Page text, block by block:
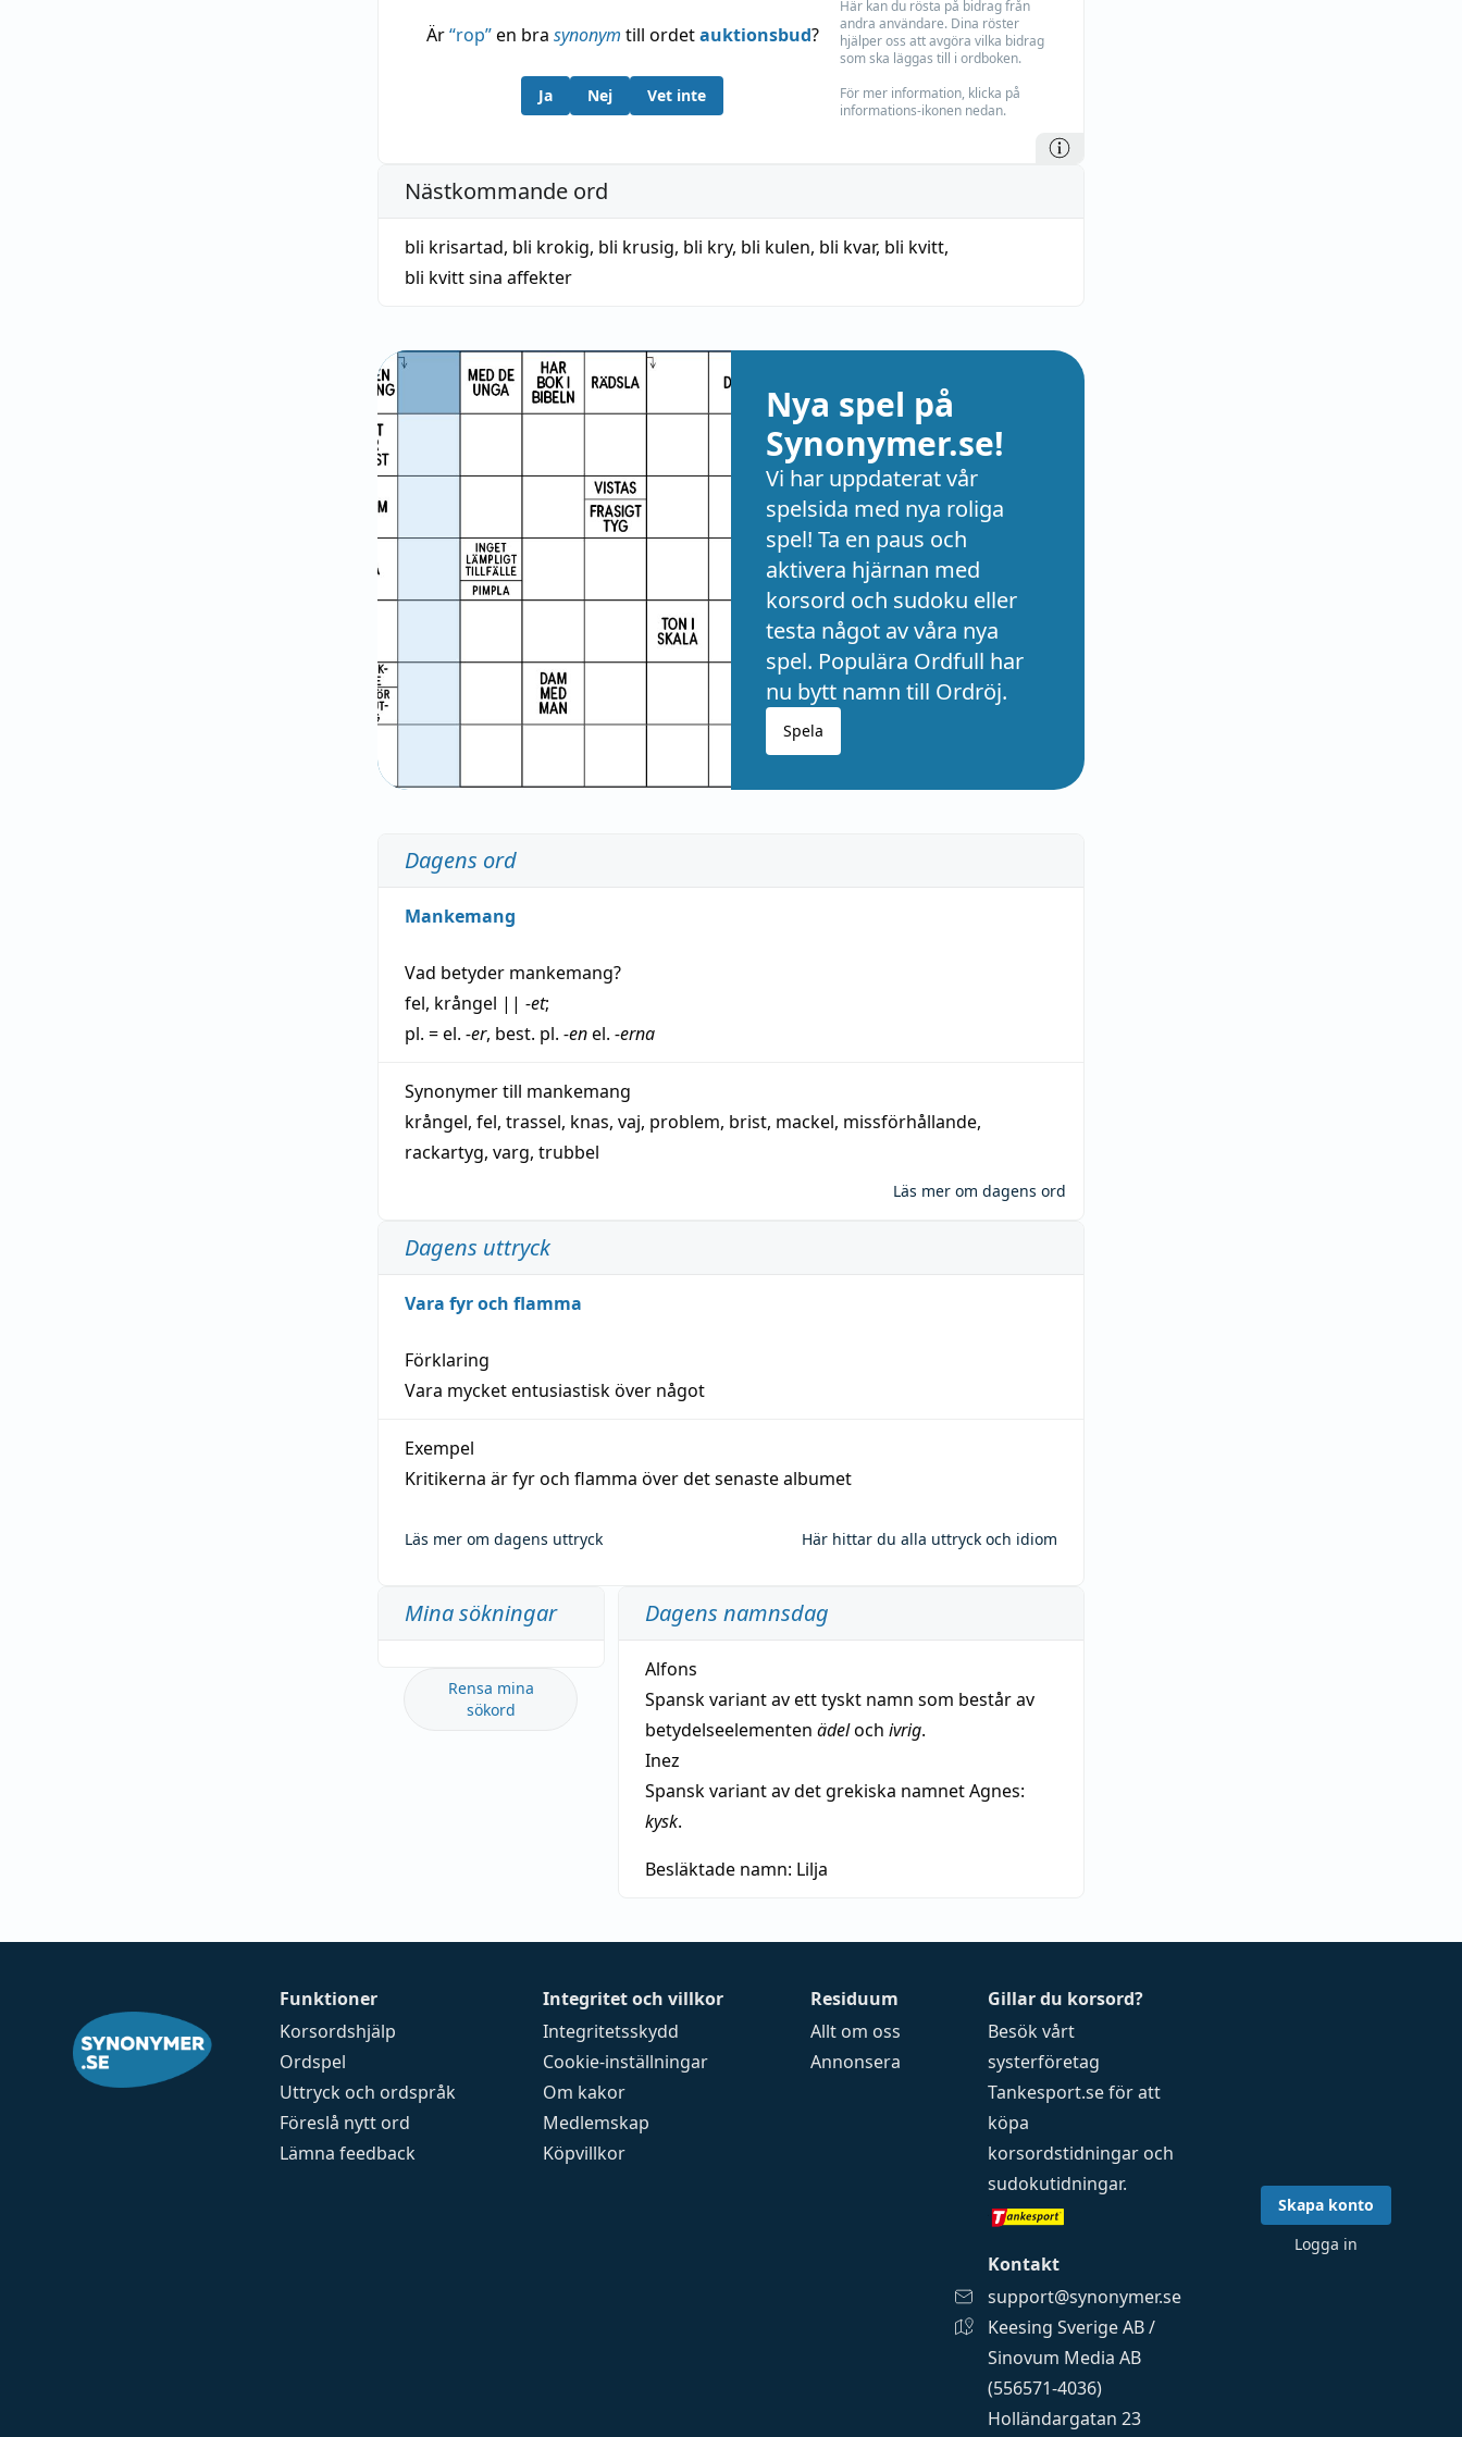
Är“rop”en bra synonym till ordetauktionsbud?
Ja Nej Vet inte
Här kan du rösta på bidrag från
andra användare. Dina röster
hjälper oss att avgöra vilka bidrag
som ska läggas till i ordboken.
För mer information, klicka på
informations-ikonen nedan.
Nästkommande ord
bli krisartad, bli krokig, bli krusig, bli kry, bli kulen, bli kvar, bli kvitt,
bli kvitt sina affekter
Nya spel på
Synonymer.se!
Vi har uppdaterat vår
spelsida med nya roliga
spel! Ta en paus och
aktivera hjärnan med
korsord och sudoku eller
testa något av våra nya
spel. Populära Ordfull har
nu bytt namn till Ordröj.
Spela
Dagens ord
Mankemang
Vad betyder mankemang?
fel, krångel || -et;
pl. = el. -er, best. pl. -enel. -erna
Synonymer till mankemang
krångel, fel, trassel, knas, vaj, problem, brist, mackel, missförhållande,
rackartyg, varg, trubbel
Läs mer om dagens ord
Dagens uttryck
Vara fyr och flamma
Förklaring
Vara mycket entusiastisk över något
Exempel
Kritikerna är fyr och flamma över det senaste albumet
Läs mer om dagens uttryck Här hittar du alla uttryck och idiom
Mina sökningar
Rensa mina
sökord
Dagens namnsdag
Alfons
Spansk variant av ett tyskt namn som består av
betydelseelementen ädeloch ivrig.
Inez
Spansk variant av det grekiska namnet Agnes:
kysk.
Besläktade namn: Lilja
Funktioner
Korsordshjälp
Ordspel
Uttryck och ordspråk
Föreslå nytt ord
Lämna feedback
Integritet och villkor
Integritetsskydd
Cookie-inställningar
Om kakor
Medlemskap
Köpvillkor
Residuum
Allt om oss
Annonsera
Gillar du korsord?
Besök vårt
systerföretag
Tankesport.seför att
köpa
korsordstidningar och
sudokutidningar.
Kontakt
support@synonymer.se
Keesing Sverige AB /
Sinovum Media AB
(556571-4036)
Holländargatan 23
Skapa konto
Logga in